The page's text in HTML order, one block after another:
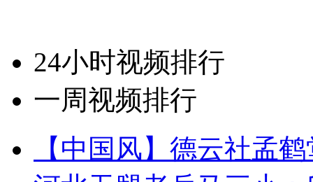
24小时视频排行
一周视频排行
【中国风】德云社孟